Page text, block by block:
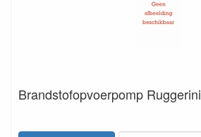
Brandstofopvoerpomp Ruggerini